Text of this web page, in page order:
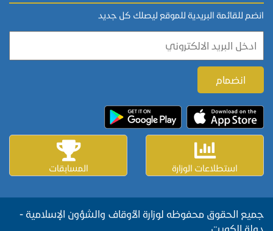
انضم للقائمة البريدية للموقع ليصلك كل جديد
استطلاعات الوزارة المسابقات
جميع الحقوق محفوظه لوزارة الأوقاف والشؤون الإسلامية -
دولة الكويت